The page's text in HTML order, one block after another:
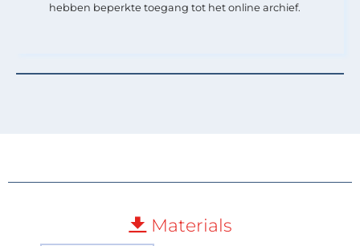
hebben beperkte toegang tot het online archief.
Materials